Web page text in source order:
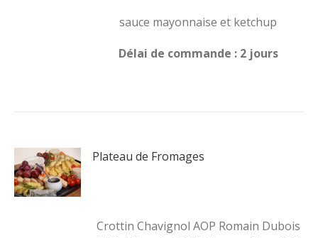
sauce mayonnaise et ketchup
Délai de commande : 2 jours
Plateau de Fromages
Crottin Chavignol AOP Romain Dubois